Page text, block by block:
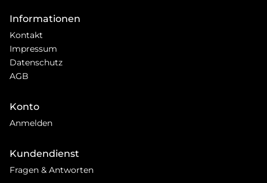
Informationen
Kontakt
Impressum
Datenschutz
AGB
Konto
Anmelden
Kundendienst
Fragen & Antworten